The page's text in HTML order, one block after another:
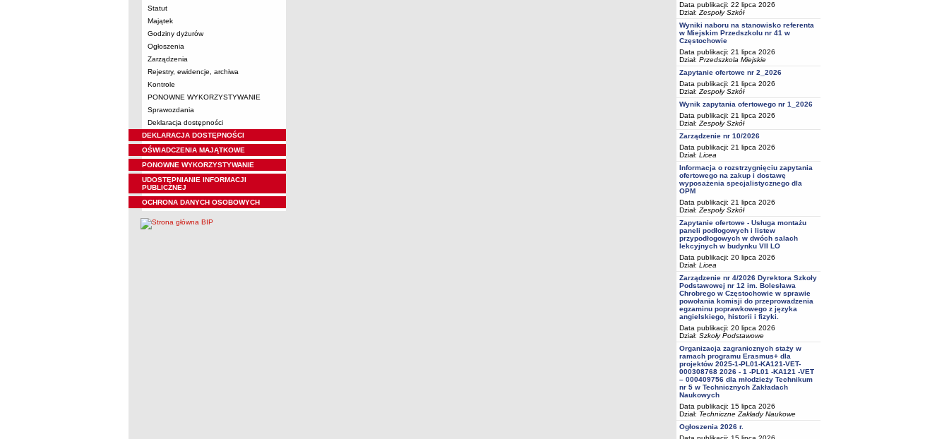
Statut
Majątek
Godziny dyżurów
Ogłoszenia
Zarządzenia
Rejestry, ewidencje, archiwa
Kontrole
PONOWNE WYKORZYSTYWANIE
Sprawozdania
Deklaracja dostępności
DEKLARACJA DOSTĘPNOŚCI
OŚWIADCZENIA MAJĄTKOWE
PONOWNE WYKORZYSTYWANIE
UDOSTĘPNIANIE INFORMACJI
PUBLICZNEJ
OCHRONA DANYCH OSOBOWYCH
Data publikacji: 22 lipca 2026
Dział: Zespoły Szkół
Wyniki naboru na stanowisko referenta
w Miejskim Przedszkolu nr 41 w
Częstochowie
Data publikacji: 21 lipca 2026
Dział: Przedszkola Miejskie
Zapytanie ofertowe nr 2_2026
Data publikacji: 21 lipca 2026
Dział: Zespoły Szkół
Wynik zapytania ofertowego nr 1_2026
Data publikacji: 21 lipca 2026
Dział: Zespoły Szkół
Zarządzenie nr 10/2026
Data publikacji: 21 lipca 2026
Dział: Licea
Informacja o rozstrzygnięciu zapytania
ofertowego na zakup i dostawę
wyposażenia specjalistycznego dla
OPM
Data publikacji: 21 lipca 2026
Dział: Zespoły Szkół
Zapytanie ofertowe - Usługa montażu
paneli podłogowych i listew
przypodłogowych w dwóch salach
lekcyjnych w budynku VII LO
Data publikacji: 20 lipca 2026
Dział: Licea
Zarządzenie nr 4/2026 Dyrektora Szkoły
Podstawowej nr 12 im. Bolesława
Chrobrego w Częstochowie w sprawie
powołania komisji do przeprowadzenia
egzaminu poprawkowego z języka
angielskiego, historii i fizyki.
Data publikacji: 20 lipca 2026
Dział: Szkoły Podstawowe
Organizacja zagranicznych staży w
ramach programu Erasmus+ dla
projektów 2025-1-PL01-KA121-VET-
000308768 2026 - 1 -PL01 -KA121 -VET
– 000409756 dla młodzieży Technikum
nr 5 w Technicznych Zakładach
Naukowych
Data publikacji: 15 lipca 2026
Dział: Techniczne Zakłady Naukowe
Ogłoszenia 2026 r.